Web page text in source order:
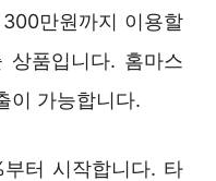
만원까지 이용할
상품입니다. 홈마스
이 가능합니다.
터 시작합니다. 타